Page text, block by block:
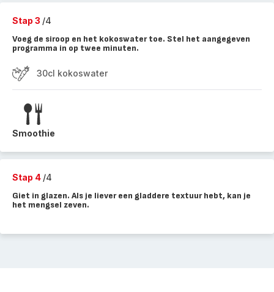
Stap 3 /4
Voeg de siroop en het kokoswater toe. Stel het aangegeven
programma in op twee minuten.
30cl kokoswater
Smoothie
Stap 4 /4
Giet in glazen. Als je liever een gladdere textuur hebt, kan je
het mengsel zeven.